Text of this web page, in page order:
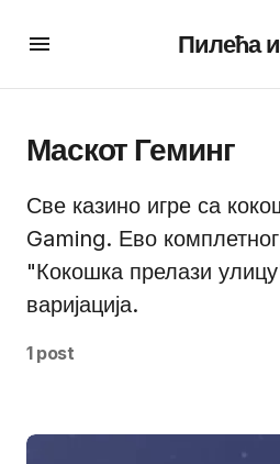
Пилећа
Маскот Геминг
Све казино игре са
Gaming. Ево
"Кокошка прелази
варијација.
1 post